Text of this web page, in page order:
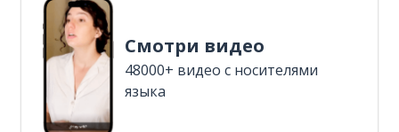
Смотри видео
48000+ видео с носителями
языка